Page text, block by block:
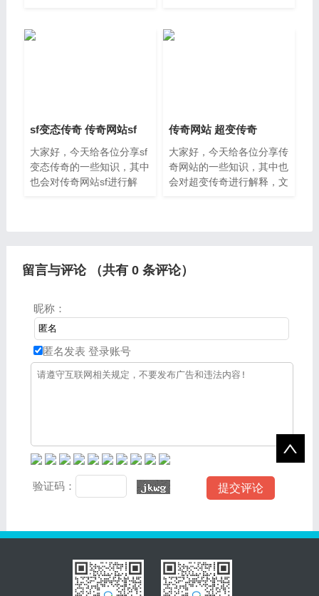
有所帮助，可以解决了您的
如果可以帮助到大家，还望
sf变态传奇 传奇网站sf
大家好，今天给各位分享sf
变态传奇的一些知识，其中
也会对传奇网站sf进行解
传奇网站 超变传奇
大家好，今天给各位分享传
奇网站的一些知识，其中也
会对超变传奇进行解释，文
留言与评论 （共有 0条评论）
昵称：
匿名发表 登录账号
验证码：